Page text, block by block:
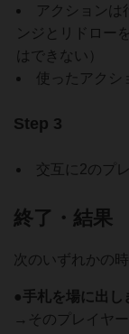
アクションは
ンジとリドロー
はできない）
使ったアクシ
Step 3
交互に2のプ
終了・結果
次のいずれかの
●手札を場に出し
→そのプレイヤ